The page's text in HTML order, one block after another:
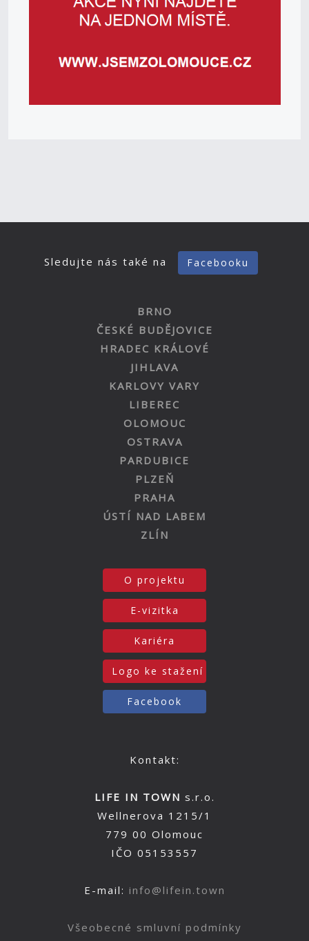
Sledujte nás také na Facebooku
BRNO
ČESKÉ BUDĚJOVICE
HRADEC KRÁLOVÉ
JIHLAVA
KARLOVY VARY
LIBEREC
OLOMOUC
OSTRAVA
PARDUBICE
PLZEŇ
PRAHA
ÚSTÍ NAD LABEM
ZLÍN
O projektu
E-vizitka
Kariéra
Logo ke stažení
Facebook
Kontakt:
LIFE IN TOWN s.r.o.
Wellnerova 1215/1
779 00 Olomouc
IČO 05153557
E-mail: info@lifein.town
Všeobecné smluvní podmínky